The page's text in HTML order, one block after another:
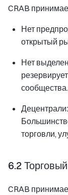
CRAB
Нет
открытый
Нет
сообщества.
торговли,
6.2
CRAB